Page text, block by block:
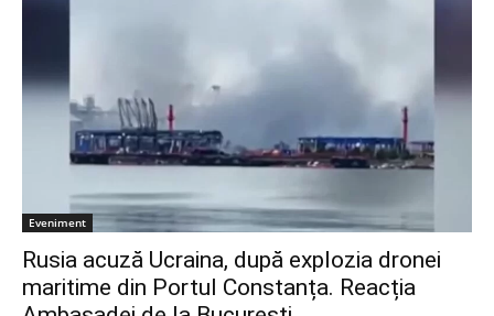
Eveniment
Rusia acuză Ucraina, după explozia dronei
maritime din Portul Constanța. Reacția